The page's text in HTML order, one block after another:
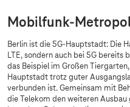
Mobilfunk-
Berlin ist die 5G-Hauptstadt: Die
LTE, sondern auch bei 5G bereits
das Beispiel im Großen
Hauptstadt trotz guter
verbunden ist. Gemeinsam mit
die Telekom den weiteren